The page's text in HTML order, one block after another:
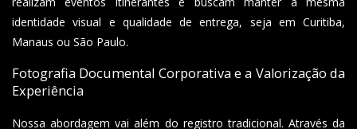
identidade visual e qualidade de entrega, seja em Curitiba,
Manaus ou São Paulo.
Fotografia Documental Corporativa e a Valorização da
Experiência
Nossa abordagem vai além do registro tradicional. Através da